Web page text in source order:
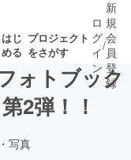
はじ
める
プロジェクト
をさがす
了が近いプ
ト
ロ
グ
イ
ン
/
新
規
会
員
登
録
ォトブック
2弾！！
写真